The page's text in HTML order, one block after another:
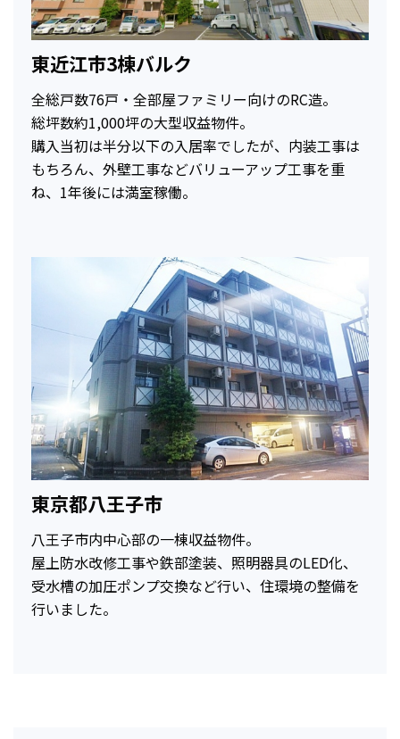
東近江市3棟バルク
全総戸数76戸・全部屋ファミリー向けのRC造。
総坪数約1,000坪の大型収益物件。
購入当初は半分以下の入居率でしたが、内装工事は
もちろん、外壁工事などバリューアップ工事を重
ね、1年後には満室稼働。
東京都八王子市
八王子市内中心部の一棟収益物件。
屋上防水改修工事や鉄部塗装、照明器具のLED化、
受水槽の加圧ポンプ交換など行い、住環境の整備を
行いました。